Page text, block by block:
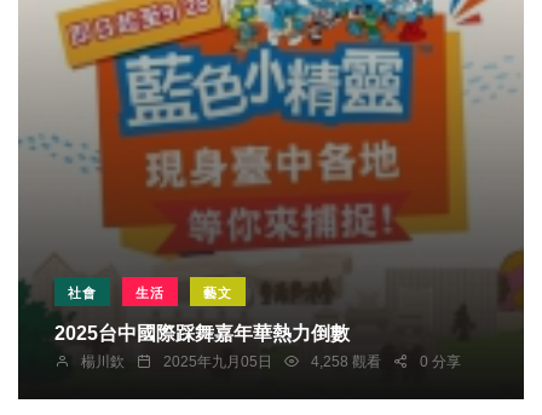
社會 生活 藝文
2025台中國際踩舞嘉年華熱力倒數
楊川欽 2025年九月05日 4,258 觀看 0 分享